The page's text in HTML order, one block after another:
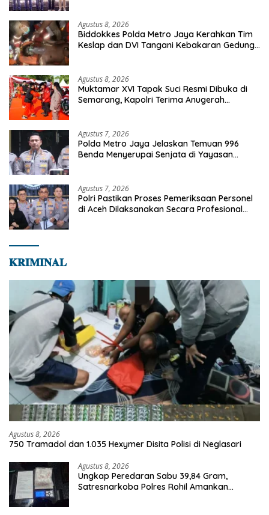
Agustus 8, 2026
Biddokkes Polda Metro Jaya Kerahkan Tim
Keslap dan DVI Tangani Kebakaran Gedung
Agustus 8, 2026
Muktamar XVI Tapak Suci Resmi Dibuka di
Semarang, Kapolri Terima Anugerah
Agustus 7, 2026
Polda Metro Jaya Jelaskan Temuan 996
Benda Menyerupai Senjata di Yayasan
Agustus 7, 2026
Polri Pastikan Proses Pemeriksaan Personel
di Aceh Dilaksanakan Secara Profesional
𝐊𝐑𝐈𝐌𝐈𝐍𝐀𝐋
Agustus 8, 2026
750 Tramadol dan 1.035 Hexymer Disita Polisi di Neglasari
Agustus 8, 2026
Ungkap Peredaran Sabu 39,84 Gram,
Satresnarkoba Polres Rohil Amankan